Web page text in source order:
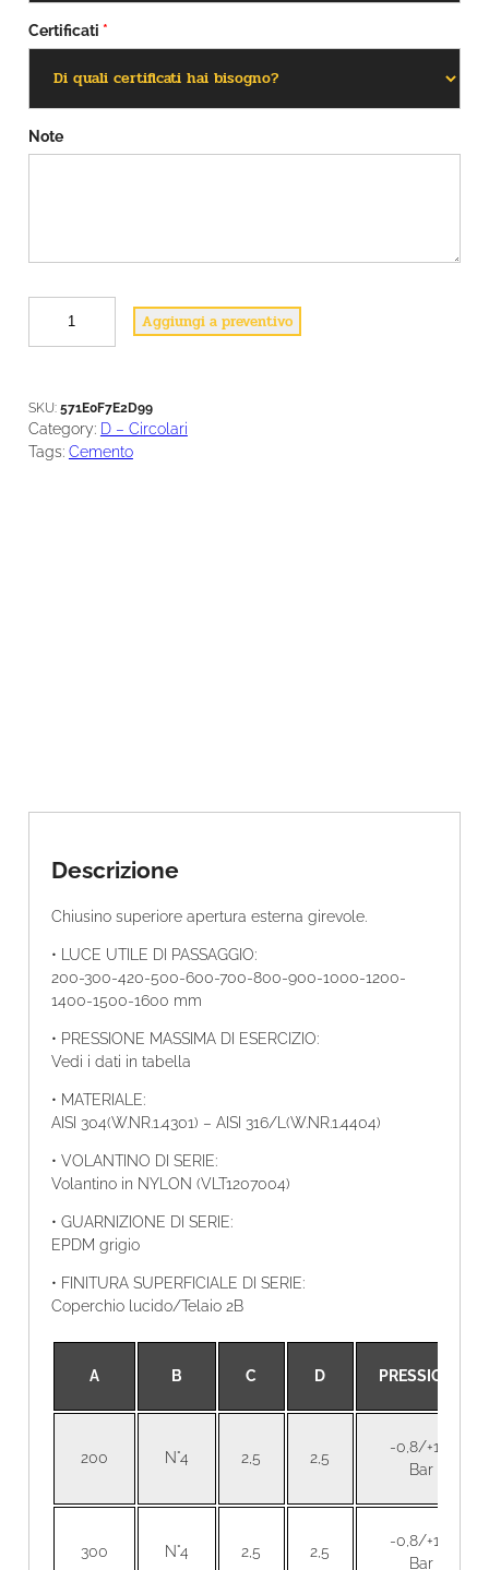
Certificati *
Note
4
M
E
Aggiungi a preventivo
SKU: 571E0F7E2D99
Category: D – Circolari
Tags: Cemento
Descrizione
Chiusino superiore apertura esterna girevole.
• LUCE UTILE DI PASSAGGIO:
200-300-420-500-600-700-800-900-1000-1200-
1400-1500-1600 mm
• PRESSIONE MASSIMA DI ESERCIZIO:
Vedi i dati in tabella
• MATERIALE:
AISI 304(W.NR.1.4301) – AISI 316/L(W.NR.1.4404)
• VOLANTINO DI SERIE:
Volantino in NYLON (VLT1207004)
• GUARNIZIONE DI SERIE:
EPDM grigio
• FINITURA SUPERFICIALE DI SERIE:
Coperchio lucido/Telaio 2B
A B C D PRESSIONE
200 N°4 2,5 2,5
-0,8/+1,5
Bar
300 N°4 2,5 2,5
-0,8/+1,5
Bar